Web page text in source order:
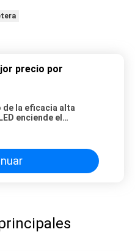
precio por
de la eficacia alta
enciende el